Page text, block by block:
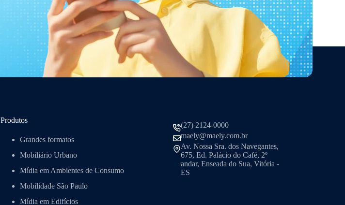
Produtos
Grandes formatos
Mobiliário Urbano
Mídia em Ambientes de Consumo
Mobilidade São Paulo
Mídia em Edifícios
(27) 2124-0000
maely@maely.com.br
Av. Nossa Sra. dos Navegantes,
675, Ed. Palácio do Café, 2º
andar, Enseada do Sua, Vitória -
ES